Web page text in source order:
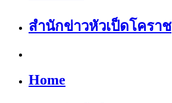
สำนักข่าวหัวเป็ดโคราช
Home